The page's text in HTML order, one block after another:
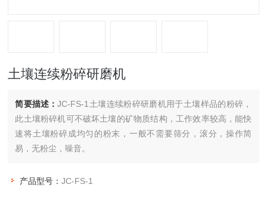
土壤连续粉碎研磨机
简要描述：JC-FS-1土壤连续粉碎研磨机用于土壤样品的粉碎，
此土壤粉碎机可不破坏土壤的矿物质结构，工作效率较高，能快
速将土壤粉碎成均匀的粉末，一般不需要筛分，滚分，操作简
易，无粉尘，噪音。
产品型号：JC-FS-1